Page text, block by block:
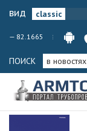
вид
— 82.1665
ПОИСК в новостях